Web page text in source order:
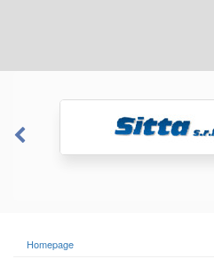
Homepage